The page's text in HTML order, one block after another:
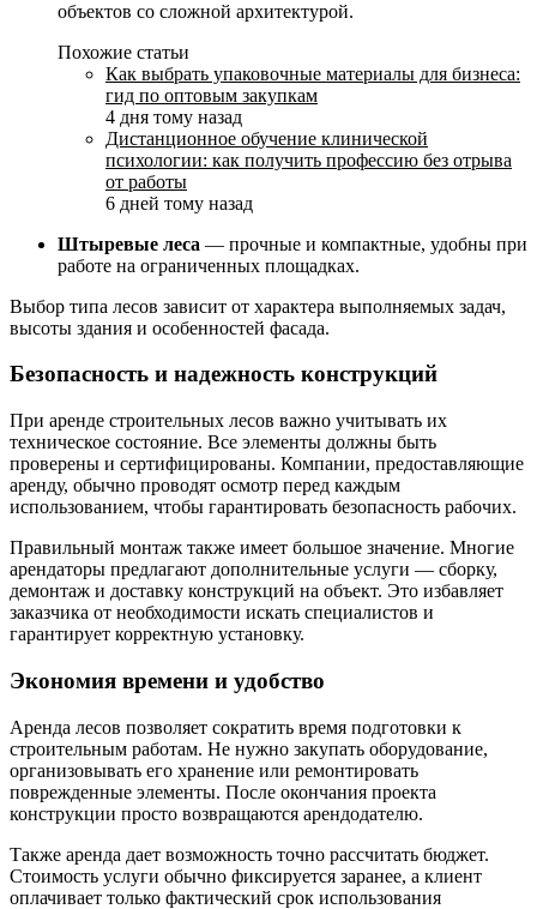
объектов со сложной архитектурой.
Похожие статьи
Как выбрать упаковочные материалы для бизнеса:
гид по оптовым закупкам
4 дня тому назад
Дистанционное обучение клинической
психологии: как получить профессию без отрыва
от работы
6 дней тому назад
Штыревые леса — прочные и компактные, удобны при
работе на ограниченных площадках.
Выбор типа лесов зависит от характера выполняемых задач,
высоты здания и особенностей фасада.
Безопасность и надежность конструкций
При аренде строительных лесов важно учитывать их
техническое состояние. Все элементы должны быть
проверены и сертифицированы. Компании, предоставляющие
аренду, обычно проводят осмотр перед каждым
использованием, чтобы гарантировать безопасность рабочих.
Правильный монтаж также имеет большое значение. Многие
арендаторы предлагают дополнительные услуги — сборку,
демонтаж и доставку конструкций на объект. Это избавляет
заказчика от необходимости искать специалистов и
гарантирует корректную установку.
Экономия времени и удобство
Аренда лесов позволяет сократить время подготовки к
строительным работам. Не нужно закупать оборудование,
организовывать его хранение или ремонтировать
поврежденные элементы. После окончания проекта
конструкции просто возвращаются арендодателю.
Также аренда дает возможность точно рассчитать бюджет.
Стоимость услуги обычно фиксируется заранее, а клиент
оплачивает только фактический срок использования